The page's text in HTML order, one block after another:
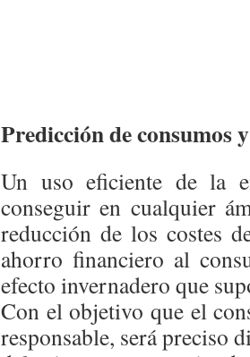
Predicción de consumos
Un uso eficiente de la
conseguir en cualquier
reducción de los costes
ahorro financiero al
efecto invernadero que
Con el objetivo que el
responsable, será preciso